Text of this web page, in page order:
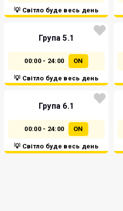
💡 Світло буде весь день
Група 5.1
00:00 - 24:00 ON
💡 Світло буде весь день
Група 6.1
00:00 - 24:00 ON
💡 Світло буде весь день